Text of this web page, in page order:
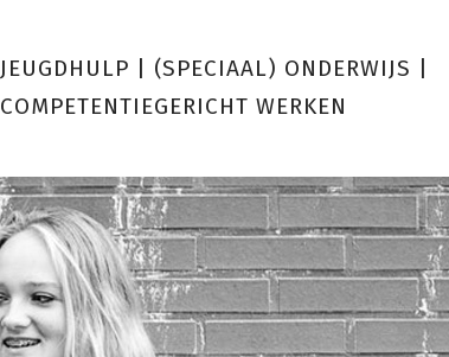
JEUGDHULP (SPECIAAL) ONDERWIJS
COMPETENTIEGERICHT WERKEN